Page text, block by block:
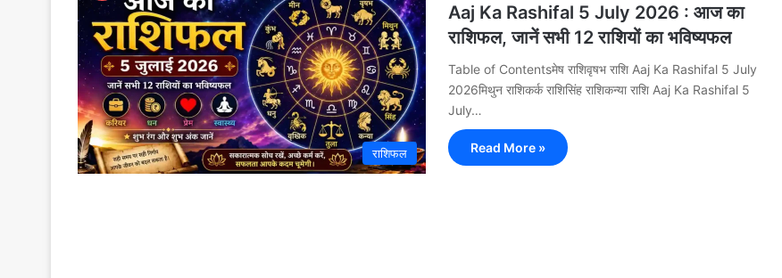
राशिफल
Aaj Ka Rashifal 5 July 2026 : आज का
राशिफल, जानें सभी 12 राशियों का भविष्यफल
Table of Contentsमेष राशिवृषभ राशि Aaj Ka Rashifal 5 July
2026मिथुन राशिकर्क राशिसिंह राशिकन्या राशि Aaj Ka Rashifal 5
July…
Read More »